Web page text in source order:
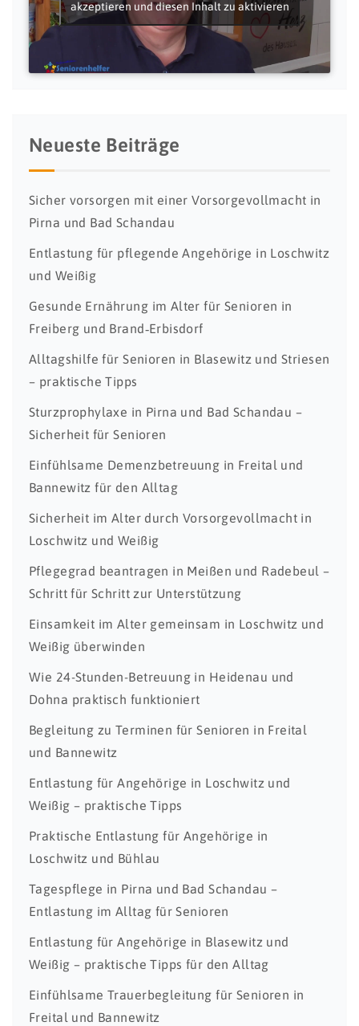
akzeptieren und diesen Inhalt zu aktivieren
Neueste Beiträge
Sicher vorsorgen mit einer Vorsorgevollmacht in
Pirna und Bad Schandau
Entlastung für pflegende Angehörige in Loschwitz
und Weißig
Gesunde Ernährung im Alter für Senioren in
Freiberg und Brand‑Erbisdorf
Alltagshilfe für Senioren in Blasewitz und Striesen
– praktische Tipps
Sturzprophylaxe in Pirna und Bad Schandau –
Sicherheit für Senioren
Einfühlsame Demenzbetreuung in Freital und
Bannewitz für den Alltag
Sicherheit im Alter durch Vorsorgevollmacht in
Loschwitz und Weißig
Pflegegrad beantragen in Meißen und Radebeul –
Schritt für Schritt zur Unterstützung
Einsamkeit im Alter gemeinsam in Loschwitz und
Weißig überwinden
Wie 24-Stunden-Betreuung in Heidenau und
Dohna praktisch funktioniert
Begleitung zu Terminen für Senioren in Freital
und Bannewitz
Entlastung für Angehörige in Loschwitz und
Weißig – praktische Tipps
Praktische Entlastung für Angehörige in
Loschwitz und Bühlau
Tagespflege in Pirna und Bad Schandau –
Entlastung im Alltag für Senioren
Entlastung für Angehörige in Blasewitz und
Weißig – praktische Tipps für den Alltag
Einfühlsame Trauerbegleitung für Senioren in
Freital und Bannewitz